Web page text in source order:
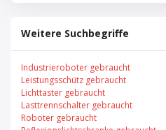
Weitere Suchbegriffe
Industrieroboter gebraucht
Leistungsschütz gebraucht
Lichttaster gebraucht
Lasttrennschalter gebraucht
Roboter gebraucht